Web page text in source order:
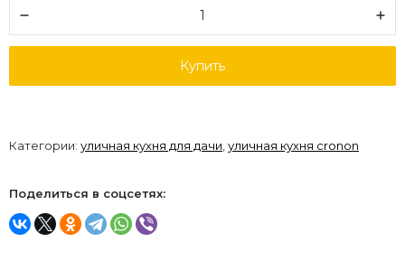
Купить
Категории: уличная кухня для дачи уличная кухня cronon
Поделиться в соцсетях: